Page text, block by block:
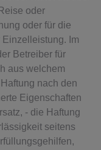
oder
oder für die
Im
Betreiber für
aus welchem
nach den
Eigenschaften
- die Haftung
seitens